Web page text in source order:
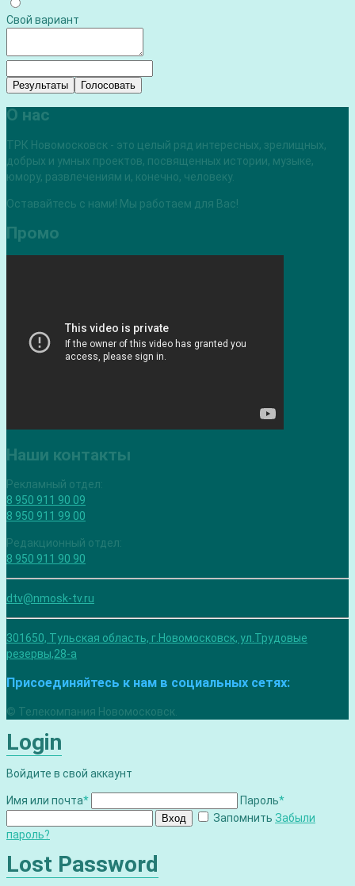
Свой вариант
Результаты Голосовать
О нас
ТРК Новомосковск - это целый ряд интересных, зрелищных,
добрых и умных проектов, посвященных истории, музыке,
юмору, развлечениям и, конечно, человеку.
Оставайтесь с нами! Мы работаем для Вас!
Промо
Наши контакты
Рекламный отдел:
8 950 911 90 09
8 950 911 99 00
Редакционный отдел:
8 950 911 90 90
dtv@nmosk-tv.ru
301650, Тульская область, г.Новомосковск, ул.Трудовые
резервы,28-а
Присоединяйтесь к нам в социальных сетях:
© Телекомпания Новомосковск.
Login
Войдите в свой аккаунт
Имя или почта* Пароль*
Вход Запомнить Забыли
пароль?
Lost Password